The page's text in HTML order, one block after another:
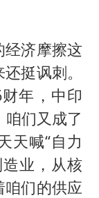
济摩擦这
挺讽刺。
年，中印
们又成了
天喊“自力
业，从核
们的供应